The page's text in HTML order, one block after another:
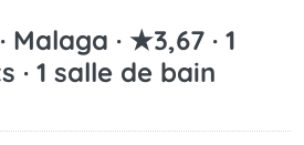
· ★3,67 · 1
· 1 salle de bain